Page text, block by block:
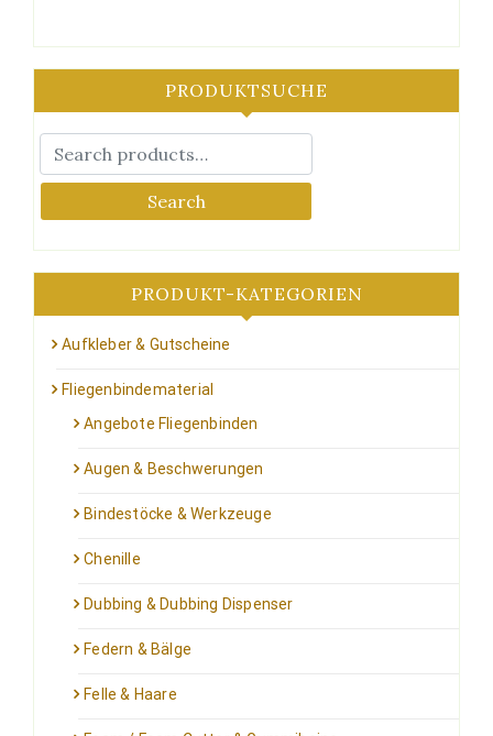
PRODUKTSUCHE
Search
PRODUKT-KATEGORIEN
Aufkleber & Gutscheine
Fliegenbindematerial
Angebote Fliegenbinden
Augen & Beschwerungen
Bindestöcke & Werkzeuge
Chenille
Dubbing & Dubbing Dispenser
Federn & Bälge
Felle & Haare